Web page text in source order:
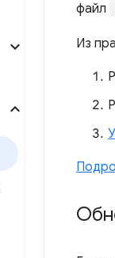
файл
Из